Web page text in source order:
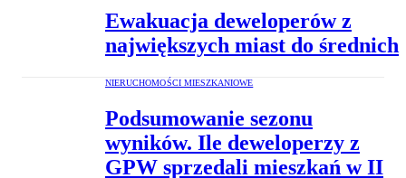
Ewakuacja deweloperów z
największych miast do średnich
NIERUCHOMOŚCI MIESZKANIOWE
Podsumowanie sezonu
wyników. Ile deweloperzy z
GPW sprzedali mieszkań w II